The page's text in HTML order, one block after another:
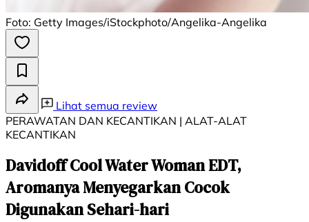
Foto: Getty Images/iStockphoto/Angelika-Angelika
Lihat semua review
PERAWATAN DAN KECANTIKAN | ALAT-ALAT
KECANTIKAN
Davidoff Cool Water Woman EDT,
Aromanya Menyegarkan Cocok
Digunakan Sehari-hari